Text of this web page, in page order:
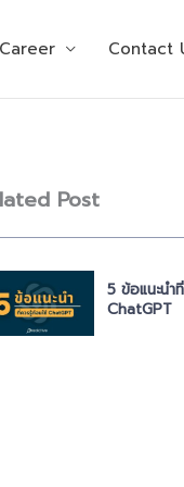
Career Contact
Post
5 ข้อแนะนำ
ChatGPT